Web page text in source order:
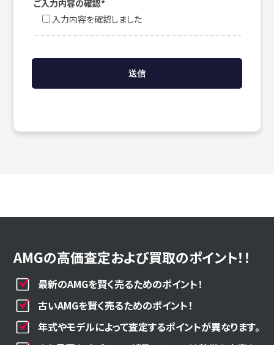
ご入力内容の確認*
入力内容を確認しました
AMGの高価査定および買取のポイント！！
最新のAMGを賢く売るためのポイント！
古いAMGを賢く売るためのポイント！
年式やモデルによって査定するポイントが異なります。